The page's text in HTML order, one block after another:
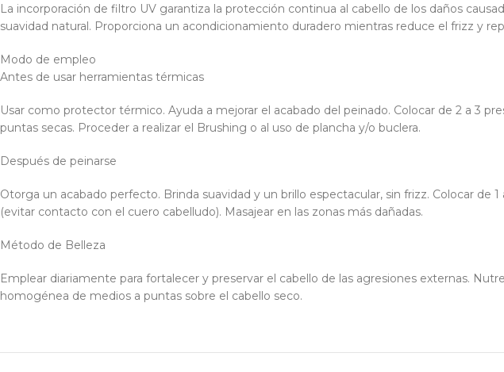
La incorporación de filtro UV garantiza la protección continua al cabello de los daños
suavidad natural. Proporciona un acondicionamiento duradero mientras reduce el frizz y
Modo de empleo
Antes de usar herramientas térmicas
Usar como protector térmico. Ayuda a mejorar el acabado del peinado. Colocar de 2 a 3
puntas secas. Proceder a realizar el Brushing o al uso de plancha y/o buclera.
Después de peinarse
Otorga un acabado perfecto. Brinda suavidad y un brillo espectacular, sin frizz. Colocar de
(evitar contacto con el cuero cabelludo). Masajear en las zonas más dañadas.
Método de Belleza
Emplear diariamente para fortalecer y preservar el cabello de las agresiones externas.
homogénea de medios a puntas sobre el cabello seco.